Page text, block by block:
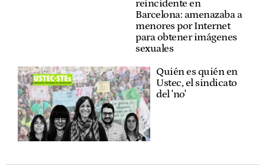
reincidente en
Barcelona: amenazaba a
menores por Internet
para obtener imágenes
sexuales
Quién es quién en
Ustec, el sindicato
del 'no'